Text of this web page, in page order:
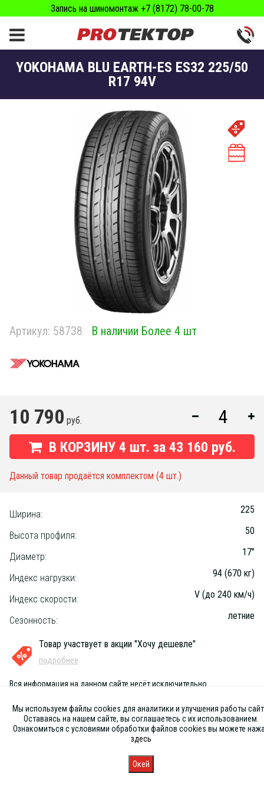
Запись на шиномонтаж +7 (8172) 78-00-78
YOKOHAMA BLU EARTH-ES ES32 225/50
R17 94V
Артикул: 58738 В наличии Более 4 шт
10 790 руб.
В КОРЗИНУ 4 шт. за 43 160 руб.
Данный товар продаётся комплектом (4 шт.)
Ширина: 225
Высота профиля: 50
Диаметр: 17"
Индекс нагрузки: 94 (670 кг)
Индекс скорости: V (до 240 км/ч)
Сезонность: летние
Товар участвует в акции "Хочу дешевле"
подробнее
Вся информация на данном сайте несёт исключительно
публичной офертой, определяемой положениями Статьи 437 (2) ГК
РФ
Запись
Мы используем файлы cookies для аналитики и улучшения работы
Оставаясь на нашем сайте, вы соглашаетесь с их использованием.
Ознакомиться с условиями обработки файлов cookies вы можете
здесь
Окей